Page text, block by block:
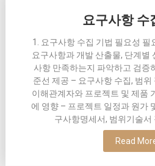
요구사항 수
1. 요구사항 수집 기법 필요성 필
요구사항과 개발 산출물, 단계별
사항 만족하는지 파악하고 검증
준선 제공 – 요구사항 수집, 범위
이해관계자와 프로젝트 및 제품
에 영향 – 프로젝트 일정과 원가
구사항명세서, 범위기술
Read